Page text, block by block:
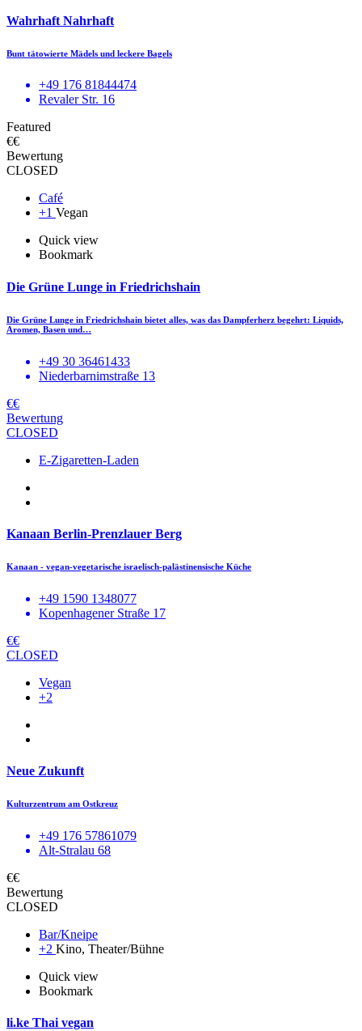
Wahrhaft Nahrhaft
Bunt tätowierte Mädels und leckere Bagels
+49 176 81844474
Revaler Str. 16
Featured
€€
Bewertung
CLOSED
Café
+1 Vegan
Quick view
Bookmark
Die Grüne Lunge in Friedrichshain
Die Grüne Lunge in Friedrichshain bietet alles, was das Dampferherz begehrt: Liquids,
Aromen, Basen und…
+49 30 36461433
Niederbarnimstraße 13
€€
Bewertung
CLOSED
E-Zigaretten-Laden
Kanaan Berlin-Prenzlauer Berg
Kanaan - vegan-vegetarische israelisch-palästinensische Küche
+49 1590 1348077
Kopenhagener Straße 17
€€
CLOSED
Vegan
+2
Neue Zukunft
Kulturzentrum am Ostkreuz
+49 176 57861079
Alt-Stralau 68
€€
Bewertung
CLOSED
Bar/Kneipe
+2 Kino, Theater/Bühne
Quick view
Bookmark
li.ke Thai vegan